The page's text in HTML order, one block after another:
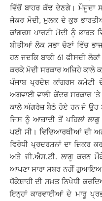
ਵਿੱਚੋਂ ਬਾਹਰ ਕੱਢ ਦੇਣਗੇ। ਮੌਜੂਦਾ
ਜੇਕਰ ਮੋਦੀ, ਮੁਲਕ ਦੇ ਕੁਝ
ਕਾਂਗਰਸ ਪਾਰਟੀ ਮੋਦੀ ਨੂੰ ਭਾਰਤ
ਬੀਤੀਆਂ ਲੋਕ ਸਭਾ ਚੋਣਾਂ ਵਿੱਚ
ਹਨ ਜਦਕਿ ਬਾਕੀ 61 ਫੀਸਦੀ
ਕਰਕੇ ਮੋਦੀ ਸਰਕਾਰ ਅਜਿਹੇ ਕਾਲੇ
ਪੰਜਾਬ ਪ੍ਰਦੇਸ਼ ਕਾਂਗਰਸ ਕਮੇਟੀ
ਅਗਵਾਈ ਵਾਲੀ ਕੇਂਦਰ ਸਰਕਾਰ ‘ਤੇ
ਕਾਲੇ ਅੰਗਰੇਜ਼ ਬੈਠੇ ਹੋਏ ਹਨ ਜੋ ਉਹ
ਜਿਸ ਨੂੰ ਆਜ਼ਾਦੀ ਤੋਂ ਪਹਿਲਾਂ
ਪਈ ਸੀ। ਵਿਦਿਆਰਥੀਆਂ ਦੀ
ਵਿਰੋਧੀ ਪ੍ਰਦਰਸ਼ਨਾਂ ਦਾ ਜ਼ਿਕਰ
ਅਤੇ ਜੀ.ਐਸ.ਟੀ. ਲਾਗੂ ਕਰਨ
ਆਪਣਾ ਸਾਰਾ ਸਬਰ ਨਹੀਂ
ਧੱਕੇਸ਼ਾਹੀ ਦੀ ਸਖ਼ਤ ਨਿਖੇਧੀ
ਇਨ੍ਹਾਂ ਕਾਰਵਾਈਆਂ ਦੇ ਮਾਰੂ